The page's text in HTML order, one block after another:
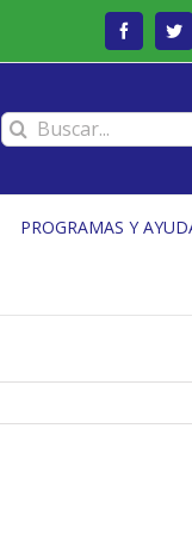
Facebook
Buscar:
PROGRAMAS Y